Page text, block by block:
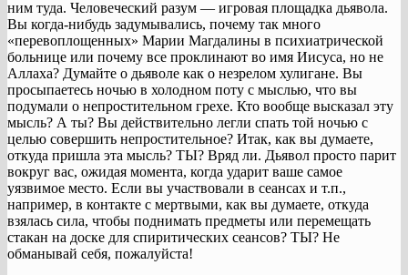
ним туда. Человеческий разум — игровая площадка дьявола.
Вы когда-нибудь задумывались, почему так много
«перевоплощенных» Марии Магдалины в психиатрической
больнице или почему все проклинают во имя Иисуса, но не
Аллаха? Думайте о дьяволе как о незрелом хулигане. Вы
просыпаетесь ночью в холодном поту с мыслью, что вы
подумали о непростительном грехе. Кто вообще высказал эту
мысль? А ты? Вы действительно легли спать той ночью с
целью совершить непростительное? Итак, как вы думаете,
откуда пришла эта мысль? ТЫ? Вряд ли. Дьявол просто парит
вокруг вас, ожидая момента, когда ударит ваше самое
уязвимое место. Если вы участвовали в сеансах и т.п.,
например, в контакте с мертвыми, как вы думаете, откуда
взялась сила, чтобы поднимать предметы или перемещать
стакан на доске для спиритических сеансов? ТЫ? Не
обманывай себя, пожалуйста!